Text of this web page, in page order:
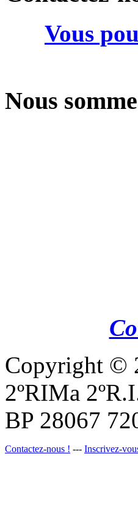
Vous
Nous
Copyright ©
2ºRIMa
BP 28067
Contactez-nous ! --- Inscrivez-